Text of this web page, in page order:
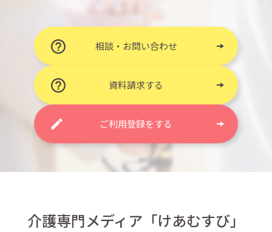
相談・お問い合わせ
資料請求する
ご利用登録をする
介護専門メディア「けあむすび」